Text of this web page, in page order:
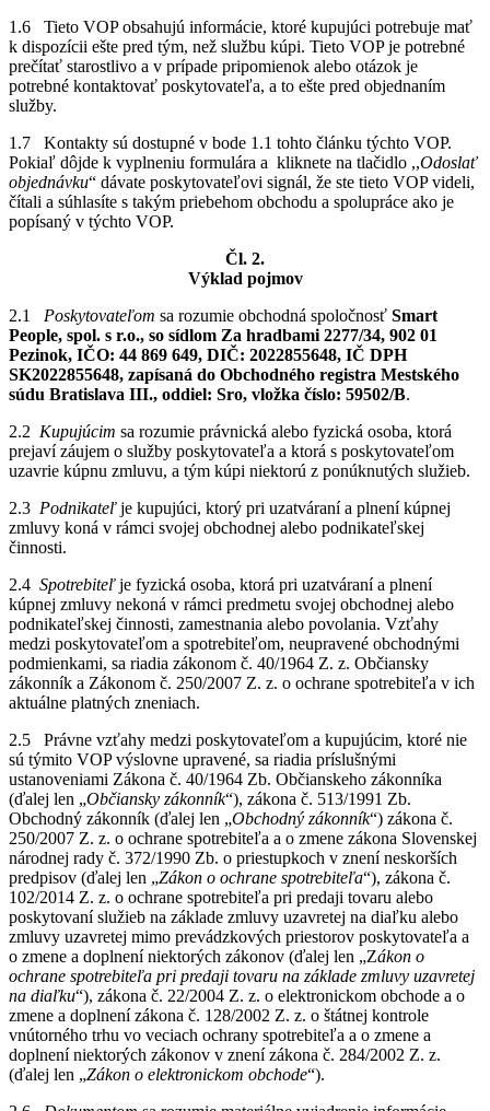
1.6 Tieto VOP obsahujú informácie, ktoré kupujúci potrebuje mať
k dispozícii ešte pred tým, než službu kúpi. Tieto VOP je potrebné
prečítať starostlivo a v prípade pripomienok alebo otázok je
potrebné kontaktovať poskytovateľa, a to ešte pred objednaním
služby.
1.7 Kontakty sú dostupné v bode 1.1 tohto článku týchto VOP.
Pokiaľ dôjde k vyplneniu formulára a kliknete na tlačidlo ,,Odoslať
objednávku“ dávate poskytovateľovi signál, že ste tieto VOP videli,
čítali a súhlasíte s takým priebehom obchodu a spolupráce ako je
popísaný v týchto VOP.
Čl. 2.
Výklad pojmov
2.1 Poskytovateľom sa rozumie obchodná spoločnosť Smart
People, spol. s r.o., so sídlom Za hradbami 2277/34, 902 01
Pezinok, IČO: 44 869 649, DIČ: 2022855648, IČ DPH
SK2022855648, zapísaná do Obchodného registra Mestského
súdu Bratislava III., oddiel: Sro, vložka číslo: 59502/B.
2.2 Kupujúcim sa rozumie právnická alebo fyzická osoba, ktorá
prejaví záujem o služby poskytovateľa a ktorá s poskytovateľom
uzavrie kúpnu zmluvu, a tým kúpi niektorú z ponúknutých služieb.
2.3 Podnikateľje kupujúci, ktorý pri uzatváraní a plnení kúpnej
zmluvy koná v rámci svojej obchodnej alebo podnikateľskej
činnosti.
2.4 Spotrebiteľje fyzická osoba, ktorá pri uzatváraní a plnení
kúpnej zmluvy nekoná v rámci predmetu svojej obchodnej alebo
podnikateľskej činnosti, zamestnania alebo povolania. Vzťahy
medzi poskytovateľom a spotrebiteľom, neupravené obchodnými
podmienkami, sa riadia zákonom č. 40/1964 Z. z. Občiansky
zákonník a Zákonom č. 250/2007 Z. z. o ochrane spotrebiteľa v ich
aktuálne platných zneniach.
2.5 Právne vzťahy medzi poskytovateľom a kupujúcim, ktoré nie
sú týmito VOP výslovne upravené, sa riadia príslušnými
ustanoveniami Zákona č. 40/1964 Zb. Občianskeho zákonníka
(ďalej len „Občiansky zákonník“), zákona č. 513/1991 Zb.
Obchodný zákonník (ďalej len „Obchodný zákonník“) zákona č.
250/2007 Z. z. o ochrane spotrebiteľa a o zmene zákona Slovenskej
národnej rady č. 372/1990 Zb. o priestupkoch v znení neskorších
predpisov (ďalej len „Zákon o ochrane spotrebiteľa“), zákona č.
102/2014 Z. z. o ochrane spotrebiteľa pri predaji tovaru alebo
poskytovaní služieb na základe zmluvy uzavretej na diaľku alebo
zmluvy uzavretej mimo prevádzkových priestorov poskytovateľa a
o zmene a doplnení niektorých zákonov (ďalej len „Zákon o
ochrane spotrebiteľa pri predaji tovaru na základe zmluvy uzavretej
na diaľku“), zákona č. 22/2004 Z. z. o elektronickom obchode a o
zmene a doplnení zákona č. 128/2002 Z. z. o štátnej kontrole
vnútorného trhu vo veciach ochrany spotrebiteľa a o zmene a
doplnení niektorých zákonov v znení zákona č. 284/2002 Z. z.
(ďalej len „Zákon o elektronickom obchode“).